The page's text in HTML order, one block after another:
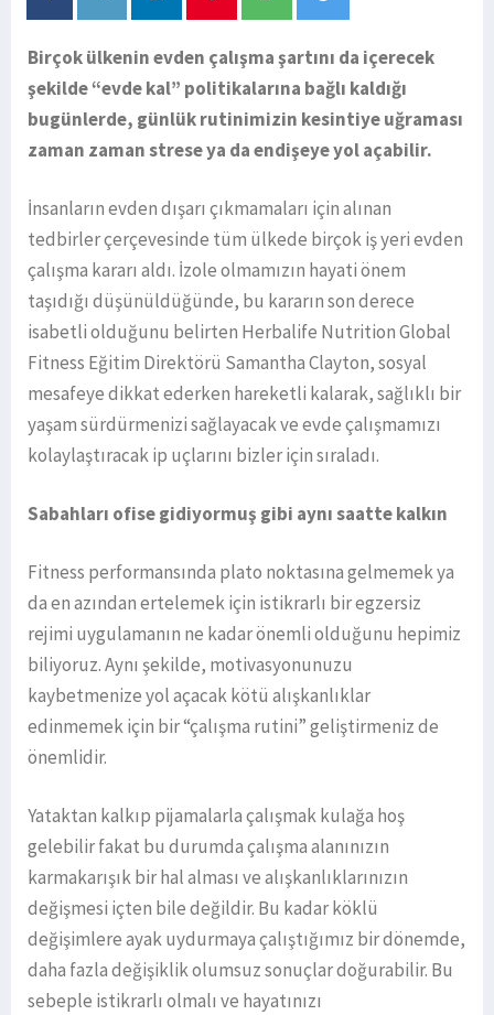
Birçok ülkenin evden çalışma şartını da içerecek
şekilde “evde kal” politikalarına bağlı kaldığı
bugünlerde, günlük rutinimizin kesintiye uğraması
zaman zaman strese ya da endişeye yol açabilir.
İnsanların evden dışarı çıkmamaları için alınan
tedbirler çerçevesinde tüm ülkede birçok iş yeri evden
çalışma kararı aldı. İzole olmamızın hayati önem
taşıdığı düşünüldüğünde, bu kararın son derece
isabetli olduğunu belirten Herbalife Nutrition Global
Fitness Eğitim Direktörü Samantha Clayton, sosyal
mesafeye dikkat ederken hareketli kalarak, sağlıklı bir
yaşam sürdürmenizi sağlayacak ve evde çalışmamızı
kolaylaştıracak ip uçlarını bizler için sıraladı.
Sabahları ofise gidiyormuş gibi aynı saatte kalkın
Fitness performansında plato noktasına gelmemek ya
da en azından ertelemek için istikrarlı bir egzersiz
rejimi uygulamanın ne kadar önemli olduğunu hepimiz
biliyoruz. Aynı şekilde, motivasyonunuzu
kaybetmenize yol açacak kötü alışkanlıklar
edinmemek için bir “çalışma rutini” geliştirmeniz de
önemlidir.
Yataktan kalkıp pijamalarla çalışmak kulağa hoş
gelebilir fakat bu durumda çalışma alanınızın
karmakarışık bir hal alması ve alışkanlıklarınızın
değişmesi içten bile değildir. Bu kadar köklü
değişimlere ayak uydurmaya çalıştığımız bir dönemde,
daha fazla değişiklik olumsuz sonuçlar doğurabilir. Bu
sebeple istikrarlı olmalı ve hayatınızı